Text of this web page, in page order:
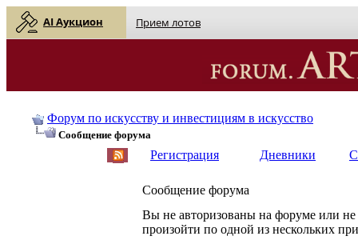
AI Аукцион Прием лотов
Форум по искусству и инвестициям в искусство
Сообщение форума
Регистрация Дневники
Сообщение форума
Вы не авторизованы на форуме или не
произойти по одной из нескольких